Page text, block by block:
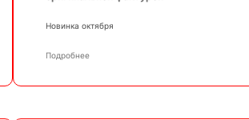
Новинка октября
Подробнее